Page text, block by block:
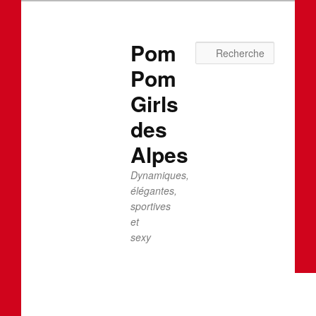
Pom
Pom
Girls
des
Alpes
Dynamiques,
élégantes,
sportives
et
sexy